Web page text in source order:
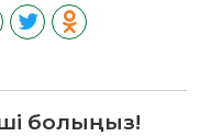
болыңыз!